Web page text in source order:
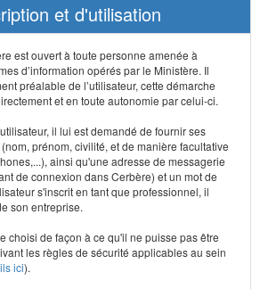
et d'utilisation
est ouvert à toute personne amenée à
d’information opérés par le Ministère. Il
préalable de l’utilisateur, cette démarche
et en toute autonomie par celui-ci.
il lui est demandé de fournir ses
prénom, civilité, et de manière facultative
ainsi qu'une adresse de messagerie
de connexion dans Cerbère) et un mot de
s'inscrit en tant que professionnel, il
son entreprise.
choisi de façon à ce qu'il ne puisse pas être
les règles de sécurité applicables au sein
ici).